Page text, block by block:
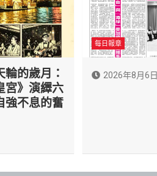
的歲月：
宮》演繹六
強不息的奮
每日報章
2026年8月6日